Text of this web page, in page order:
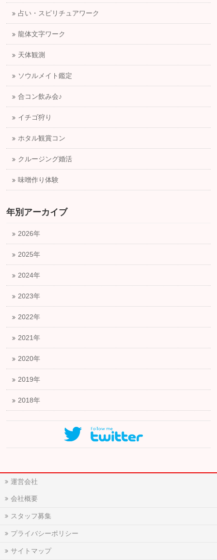
占い・スピリチュアワーク
龍体文字ワーク
天体観測
ソウルメイト鑑定
合コン飲み会♪
イチゴ狩り
ホタル観賞コン
クルージング婚活
味噌作り体験
年別アーカイブ
2026年
2025年
2024年
2023年
2022年
2021年
2020年
2019年
2018年
運営会社
会社概要
スタッフ募集
プライバシーポリシー
サイトマップ